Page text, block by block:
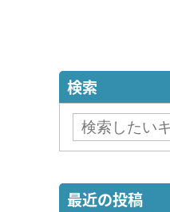
検索
最近の投稿